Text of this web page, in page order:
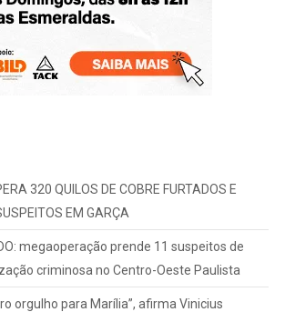
320 QUILOS DE COBRE FURTADOS E
EM GARÇA
megaoperação prende 11 suspeitos de
criminosa no Centro-Oeste Paulista
orgulho para Marília”, afirma Vinicius